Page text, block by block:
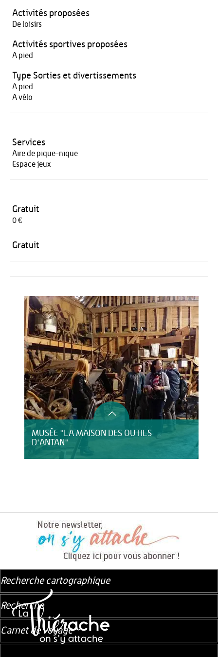
Activités proposées
De loisirs
Activités sportives proposées
A pied
Type Sorties et divertissements
A pied
A vélo
Services
Aire de pique-nique
Espace jeux
Gratuit
0 €
Gratuit
MUSÉE "LA MAISON DES OUTILS
D'ANTAN"
Recherche cartographique
Recherche
Carnet de voyage